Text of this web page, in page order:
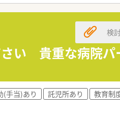
ます。
さい 貴重な病院パ
検
(手当)あり 託児所あり
教育制